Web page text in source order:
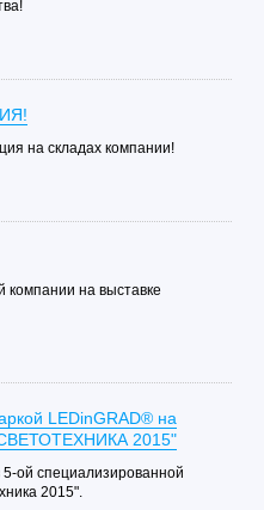
на складах компании!
компании на выставке
LEDinGRAD® на
2015"
ой специализированной
2015".